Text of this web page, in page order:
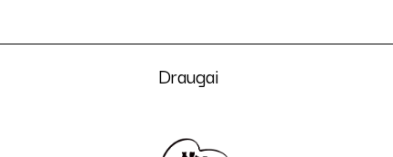
Draugai